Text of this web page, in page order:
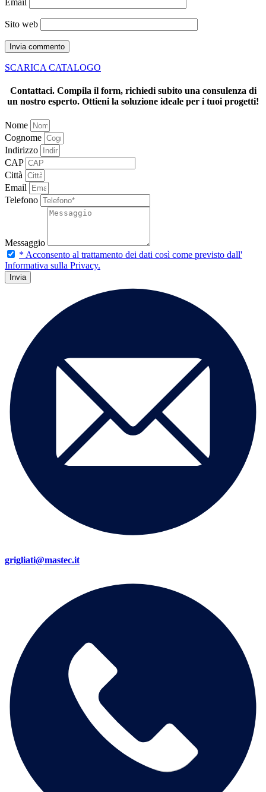
Sito web
SCARICA CATALOGO
Contattaci.Compila il form, richiedi subito una consulenza di
un nostro esperto. Ottieni la soluzione ideale per i tuoi progetti!
Nome
Cognome
Indirizzo
CAP
Città
Email
Telefono
Messaggio
* Acconsento al trattamento dei dati così come previsto dall'
Informativa sulla Privacy.
Invia
grigliati@mastec.it